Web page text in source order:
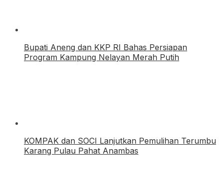
Bupati Aneng dan KKP RI Bahas Persiapan
Program Kampung Nelayan Merah Putih
KOMPAK dan SOCI Lanjutkan Pemulihan Terumbu
Karang Pulau Pahat Anambas